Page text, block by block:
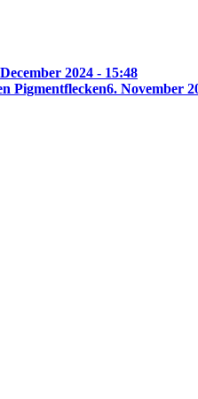
2024 - 15:48
Pigmentflecken6. November